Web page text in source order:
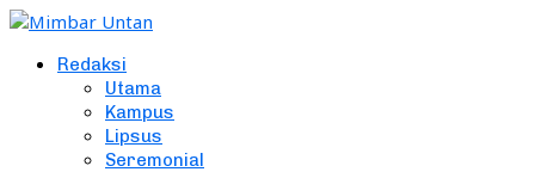
Redaksi
Utama
Kampus
Lipsus
Seremonial